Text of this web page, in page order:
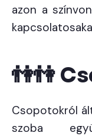
azon a
👫👫
Csopotokról
szoba